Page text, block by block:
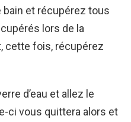
et récupérez tous
lors de la
cette fois, récupérez
d’eau et allez le
ci vous quittera alors et